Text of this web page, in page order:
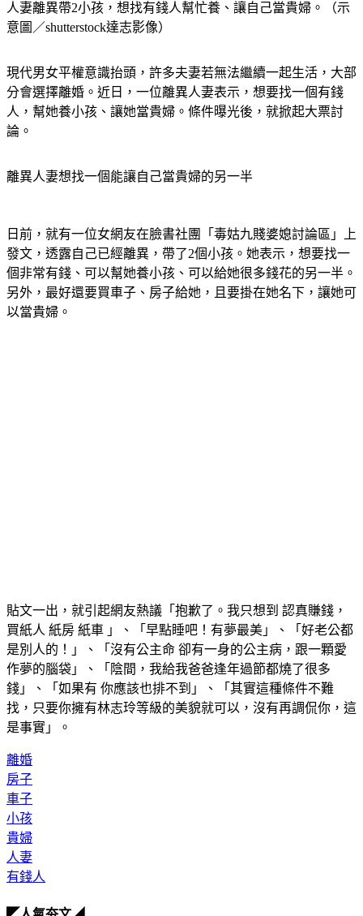
人妻離異帶2小孩，想找有錢人幫忙養、讓自己當貴婦。（示
意圖／shutterstock達志影像）
現代男女平權意識抬頭，許多夫妻若無法繼續一起生活，大部
分會選擇離婚。近日，一位離異人妻表示，想要找一個有錢
人，幫她養小孩、讓她當貴婦。條件曝光後，就掀起大票討
論。
離異人妻想找一個能讓自己當貴婦的另一半
日前，就有一位女網友在臉書社團「毒姑九賤婆媳討論區」上
發文，透露自己已經離異，帶了2個小孩。她表示，想要找一
個非常有錢、可以幫她養小孩、可以給她很多錢花的另一半。
另外，最好還要買車子、房子給她，且要掛在她名下，讓她可
以當貴婦。
貼文一出，就引起網友熱議「抱歉了。我只想到 認真賺錢，
買紙人 紙房 紙車 」、「早點睡吧！有夢最美」、「好老公都
是別人的！」、「沒有公主命 卻有一身的公主病，跟一顆愛
作夢的腦袋」、「陰間，我給我爸爸逢年過節都燒了很多
錢」、「如果有 你應該也排不到」、「其實這種條件不難
找，只要你擁有林志玲等級的美貌就可以，沒有再調侃你，這
是事實」。
離婚
房子
車子
小孩
貴婦
人妻
有錢人